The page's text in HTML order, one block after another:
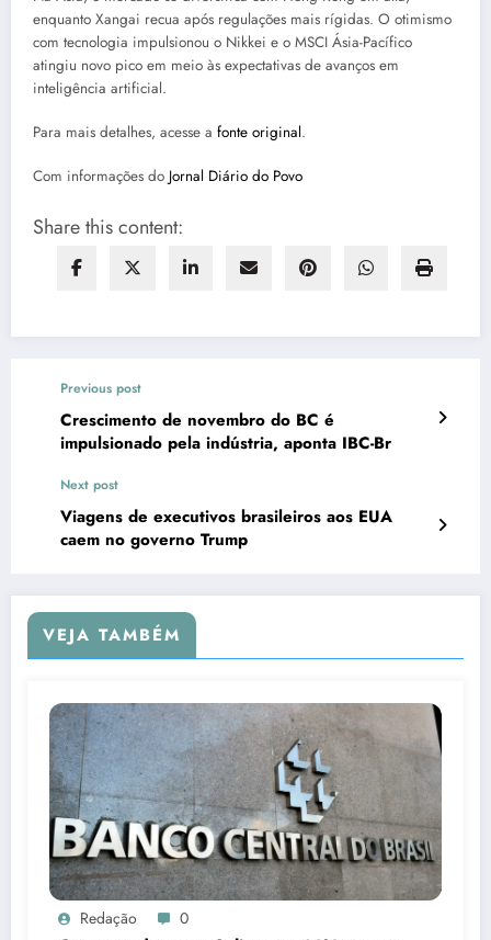
enquanto Xangai recua após regulações mais rígidas. O otimismo
com tecnologia impulsionou o Nikkei e o MSCI Ásia-Pacífico
atingiu novo pico em meio às expectativas de avanços em
inteligência artificial.
Para mais detalhes, acesse a fonte original.
Com informações do Jornal Diário do Povo
Share this content:
Previous post
Crescimento de novembro do BC é
impulsionado pela indústria, aponta IBC-Br
Next post
Viagens de executivos brasileiros aos EUA
caem no governo Trump
VEJA TAMBÉM
Redação 0